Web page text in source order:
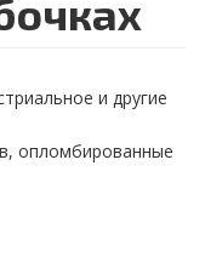
и другие
опломбированные